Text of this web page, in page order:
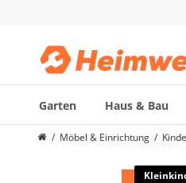
Garten Haus & Bau
Die beliebtesten
Möbel & Einrichtung